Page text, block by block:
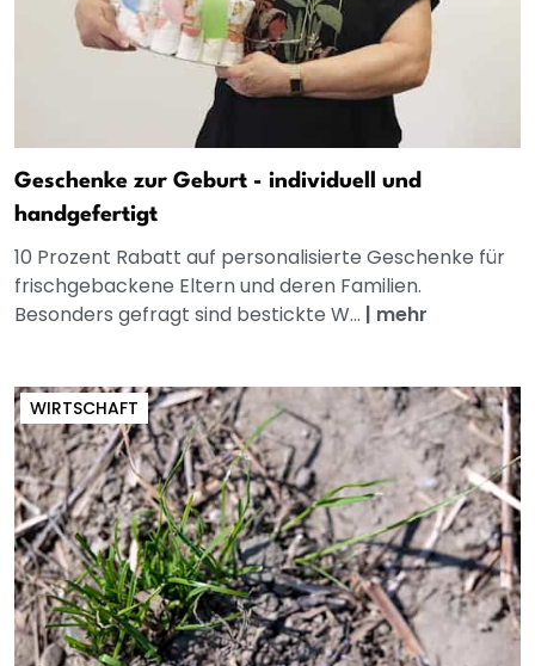
Geschenke zur Geburt - individuell und
handgefertigt
10 Prozent Rabatt auf personalisierte Geschenke für
frischgebackene Eltern und deren Familien.
Besonders gefragt sind bestickte W... | mehr
WIRTSCHAFT